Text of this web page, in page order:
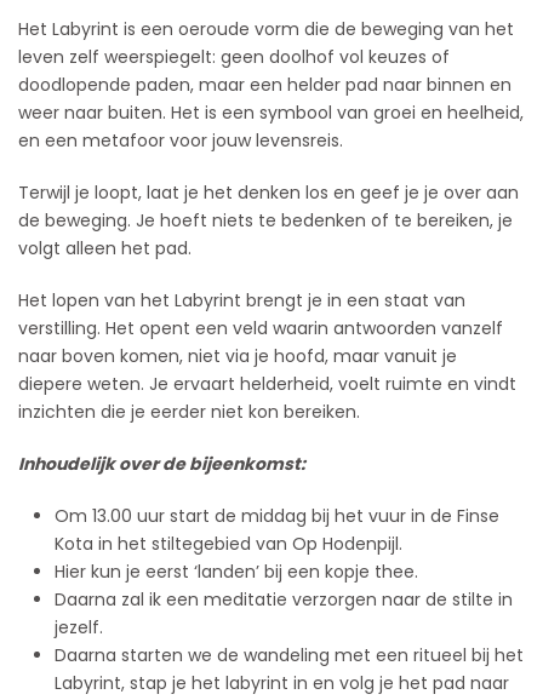
Het Labyrint is een oeroude vorm die de beweging van het
leven zelf weerspiegelt: geen doolhof vol keuzes of
doodlopende paden, maar een helder pad naar binnen en
weer naar buiten. Het is een symbool van groei en heelheid,
en een metafoor voor jouw levensreis.
Terwijl je loopt, laat je het denken los en geef je je over aan
de beweging. Je hoeft niets te bedenken of te bereiken, je
volgt alleen het pad.
Het lopen van het Labyrint brengt je in een staat van
verstilling. Het opent een veld waarin antwoorden vanzelf
naar boven komen, niet via je hoofd, maar vanuit je
diepere weten. Je ervaart helderheid, voelt ruimte en vindt
inzichten die je eerder niet kon bereiken.
Inhoudelijk over de bijeenkomst:
Om 13.00 uur start de middag bij het vuur in de Finse
Kota in het stiltegebied van Op Hodenpijl.
Hier kun je eerst ‘landen’ bij een kopje thee.
Daarna zal ik een meditatie verzorgen naar de stilte in
jezelf.
Daarna starten we de wandeling met een ritueel bij het
Labyrint, stap je het labyrint in en volg je het pad naar